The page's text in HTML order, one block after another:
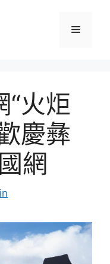
選
“火炬
慶彝
網